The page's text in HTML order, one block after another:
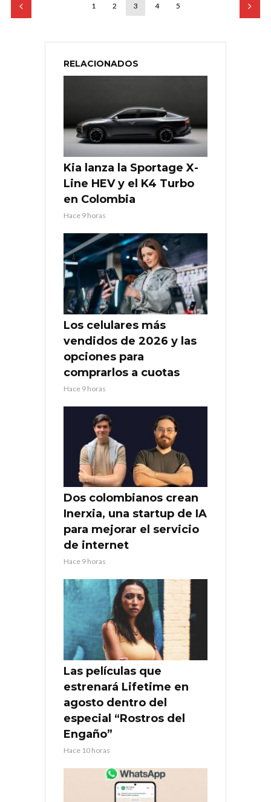
1 2 3 4 5
RELACIONADOS
Kia lanza la Sportage X-
Line HEV y el K4 Turbo
en Colombia
Hace 9 horas
Los celulares más
vendidos de 2026 y las
opciones para
comprarlos a cuotas
Hace 9 horas
Dos colombianos crean
Inerxia, una startup de IA
para mejorar el servicio
de internet
Hace 9 horas
Las películas que
estrenará Lifetime en
agosto dentro del
especial “Rostros del
Engaño”
Hace 10 horas